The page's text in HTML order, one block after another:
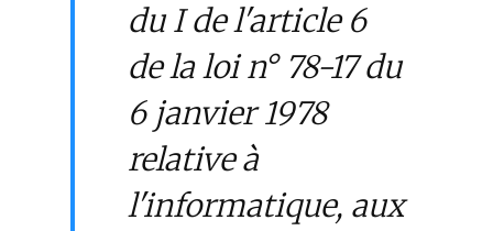
du I de l'article 6
de la loi n° 78-17 du
6 janvier 1978
relative à
l'informatique, aux